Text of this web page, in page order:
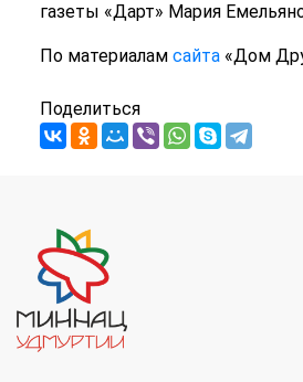
газеты «Дарт» Мария
По материалам сайта«Дом
Поделиться